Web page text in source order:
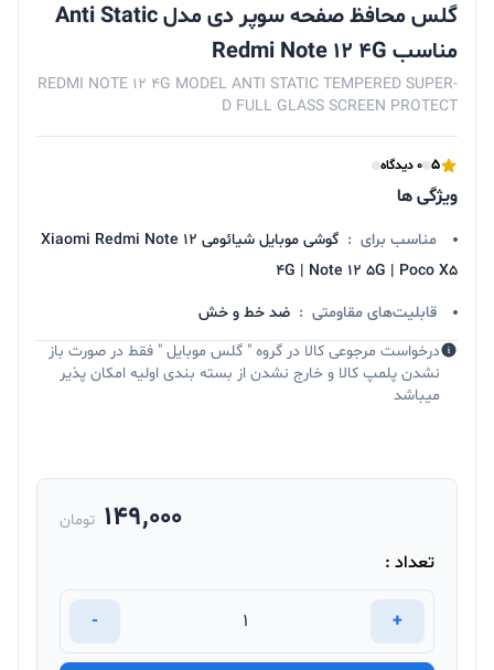
گلس محافظ صفحه سوپر دی مدل Anti Static
مناسب Redmi Note 12 4G
REDMI NOTE 12 4G MODEL ANTI STATIC TEMPERED SUPER-
D FULL GLASS SCREEN PROTECT
5 0 دیدگاه
ویژگی ها
مناسب برای :
گوشی موبایل شیائومی Xiaomi Redmi Note 12
4G | Note 12 5G | Poco X5
قابلیت‌های مقاومتی : ضد خط و خش
درخواست مرجوعی کالا در گروه " گلس موبایل " فقط در صورت باز
نشدن پلمپ کالا و خارج نشدن از بسته بندی اولیه امکان پذیر
میباشد
149,000 تومان
تعداد :
+
-